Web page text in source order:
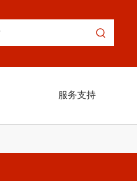
服务支持